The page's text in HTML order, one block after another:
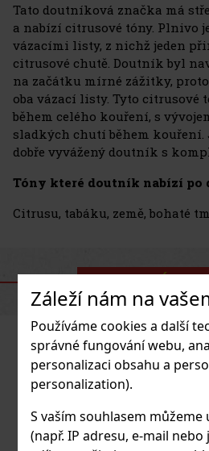
Záleží nám na
Používáme cookies a další
správné fungování webu,
personalizaci obsahu a
personalization).
S vaším souhlasem
(např. IP adresu, e-mail
Tato doutníková značka má
a nabízí citrusové tóny. Plnivo
vázacími listy, z nichž jeden
citrusové chutě. Doutník byl
na začátku mírné zážitky,
oba vázací listy. Tyto citrusové
během celého kouření, s
sladkých chutí během kouření.
dobře vyvážený doutník s
Tóny které doutník nabízí po
Citrusu, tabáku, země, bohaté
PODOBNÉ